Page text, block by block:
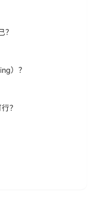
？
）？
？